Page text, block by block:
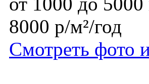
8000 р/м²/год
Смотреть фото